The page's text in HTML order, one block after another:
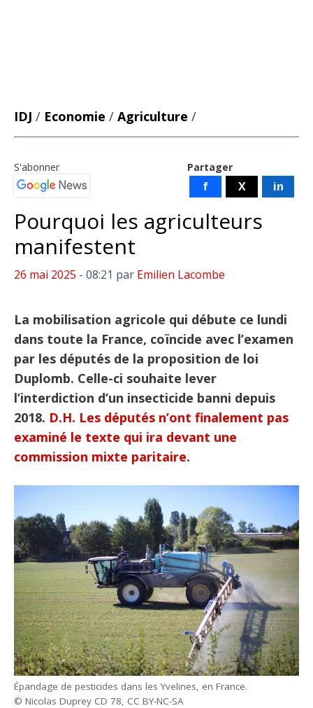
IDJ / Economie / Agriculture /
Partager
f X in
S'abonner
Pourquoi les agriculteurs
manifestent
26 mai 2025 - 08:21 par Emilien Lacombe
La mobilisation agricole qui débute ce lundi
dans toute la France, coïncide avec l’examen
par les députés de la proposition de loi
Duplomb. Celle-ci souhaite lever
l’interdiction d’un insecticide banni depuis
2018. D.H. Les députés n’ont finalement pas
examiné le texte qui ira devant une
commission mixte paritaire.
Épandage de pesticides dans les Yvelines, en France.
© Nicolas Duprey CD 78, CC BY-NC-SA